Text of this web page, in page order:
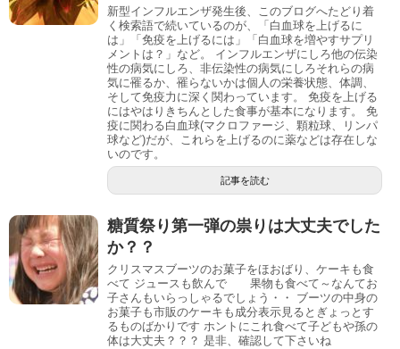
新型インフルエンザ発生後、このブログへたどり着
く検索語で続いているのが、「白血球を上げるに
は」「免疫を上げるには」「白血球を増やすサプリ
メントは？」など。 インフルエンザにしろ他の伝染
性の病気にしろ、非伝染性の病気にしろそれらの病
気に罹るか、罹らないかは個人の栄養状態、体調、
そして免疫力に深く関わっています。 免疫を上げる
にはやはりきちんとした食事が基本になります。 免
疫に関わる白血球(マクロファージ、顆粒球、リンパ
球など)だが、これらを上げるのに薬などは存在しな
いのです。
記事を読む
糖質祭り第一弾の祟りは大丈夫でした
か？？
クリスマスブーツのお菓子をほおばり、ケーキも食
べて ジュースも飲んで 果物も食べて～なんてお
子さんもいらっしゃるでしょう・・ ブーツの中身の
お菓子も市販のケーキも成分表示見るとぎょっとす
るものばかりです ホントにこれ食べて子どもや孫の
体は大丈夫？？？ 是非、確認して下さいね